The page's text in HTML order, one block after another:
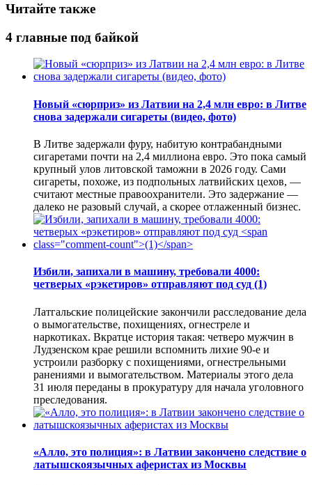
Читайте также
4 главные под байкой
Новый «сюрприз» из Латвии на 2,4 млн евро: в Литве
снова задержали сигареты (видео, фото)
В Литве задержали фуру, набитую контрабандными
сигаретами почти на 2,4 миллиона евро. Это пока самый
крупный улов литовской таможни в 2026 году. Сами
сигареты, похоже, из подпольных латвийских цехов, —
считают местные правоохранители. Это задержание —
далеко не разовый случай, а скорее отлаженный бизнес.
Избили, запихали в машину, требовали 4000:
четверых «рэкетиров» отправляют под суд (1)
Латгальские полицейские закончили расследование дела
о вымогательстве, похищениях, огнестреле и
наркотиках. Вкратце история такая: четверо мужчин в
Лудзенском крае решили вспомнить лихие 90-е и
устроили разборку с похищениями, огнестрельными
ранениями и вымогательством. Материалы этого дела
31 июля переданы в прокуратуру для начала уголовного
преследования.
«Алло, это полиция»: в Латвии закончено следствие о
латышскоязычных аферистах из Москвы